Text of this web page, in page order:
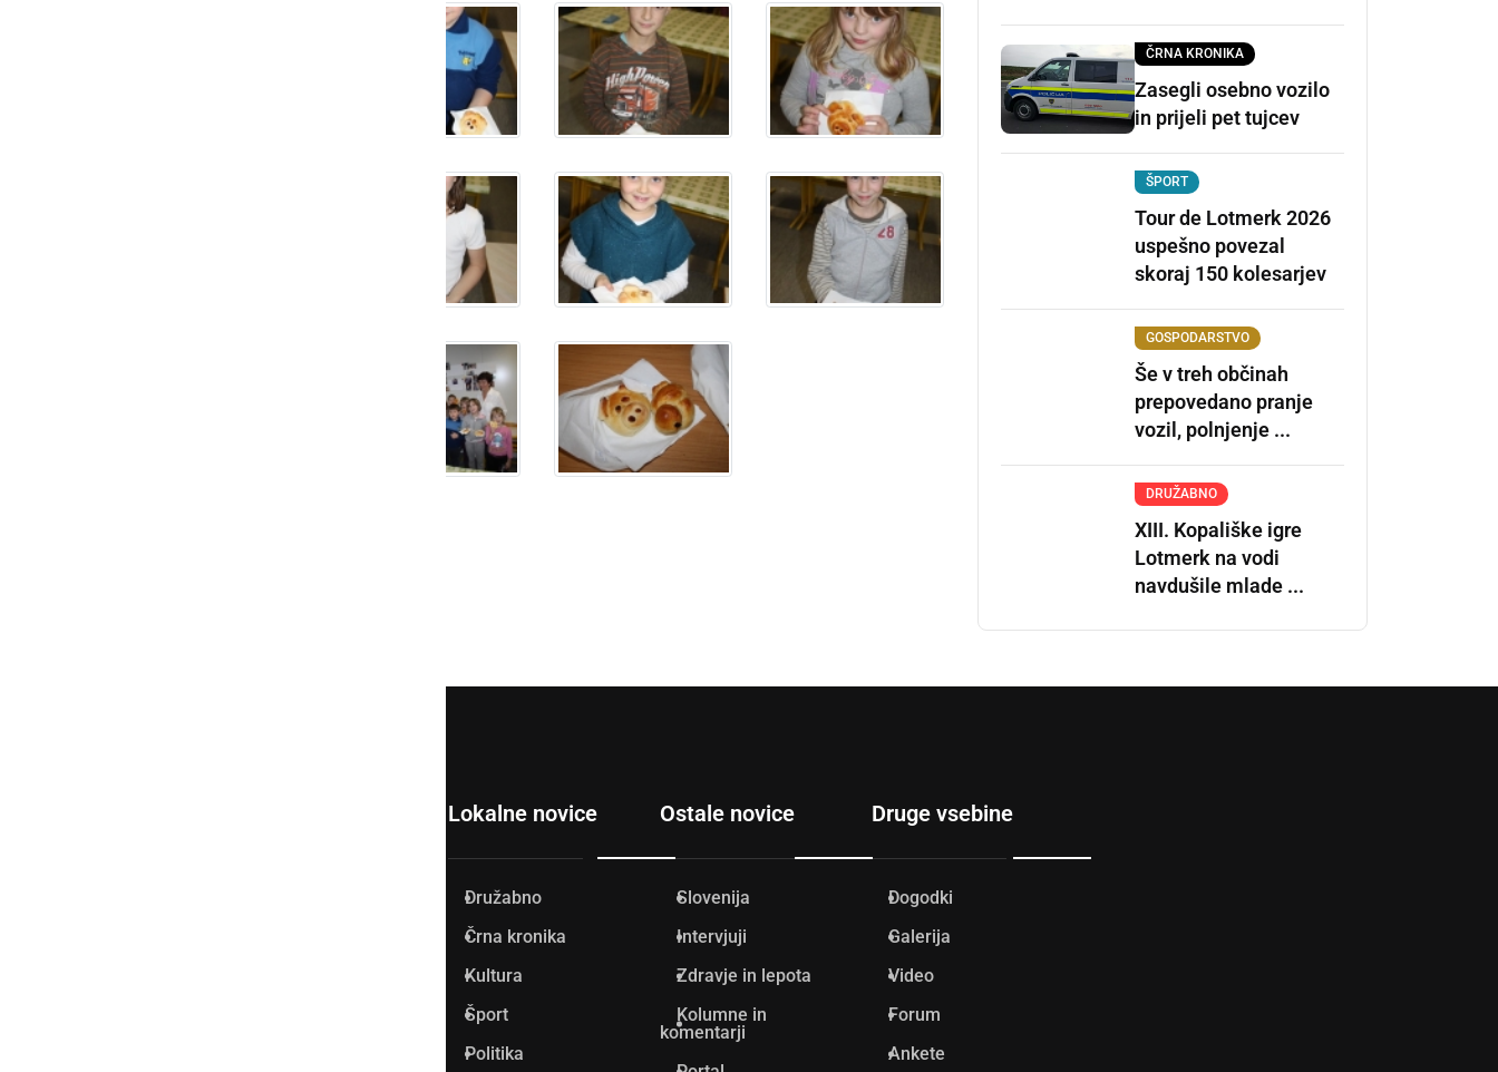
ČRNA KRONIKA
Zasegli osebno vozilo
in prijeli pet tujcev
ŠPORT
Tour de Lotmerk 2026
uspešno povezal
skoraj 150 kolesarjev
GOSPODARSTVO
Še v treh občinah
prepovedano pranje
vozil, polnjenje ...
DRUŽABNO
XIII. Kopališke igre
Lotmerk na vodi
navdušile mlade ...
Lokalne novice
Družabno
Črna kronika
Kultura
Šport
Politika
Ostale novice
Slovenija
Intervjuji
Zdravje in lepota
Kolumne in
komentarji
Druge vsebine
Dogodki
Galerija
Video
Forum
Ankete